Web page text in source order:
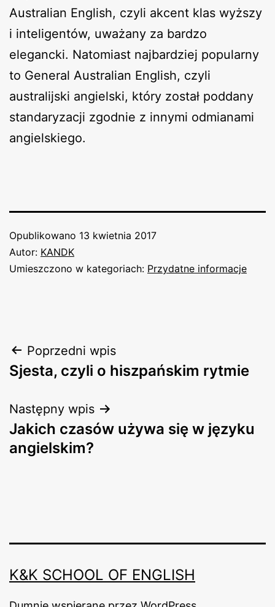
Australian English, czyli akcent klas wyższy
i inteligentów, uważany za bardzo
elegancki. Natomiast najbardziej popularny
to General Australian English, czyli
australijski angielski, który został poddany
standaryzacji zgodnie z innymi odmianami
angielskiego.
Opublikowano 13 kwietnia 2017
Autor: KANDK
Umieszczono w kategoriach: Przydatne informacje
Nawigacja
wpisu
Poprzedni wpis
Sjesta, czyli o hiszpańskim rytmie
Następny wpis
Jakich czasów używa się w języku
angielskim?
K&K SCHOOL OF ENGLISH